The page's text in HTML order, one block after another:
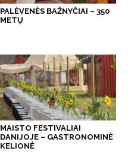
PALĖVENĖS BAŽNYČIAI – 350
METŲ
MAISTO FESTIVALIAI
DANIJOJE – GASTRONOMINĖ
KELIONĖ